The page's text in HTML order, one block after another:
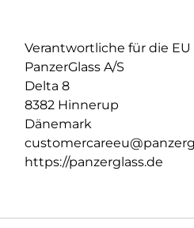
Verantwortliche für die EU
PanzerGlass A/S
Delta 8
8382 Hinnerup
Dänemark
https://panzerglass.de